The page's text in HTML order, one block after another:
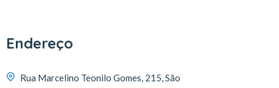
Endereço
Rua Marcelino Teonilo Gomes, 215, São